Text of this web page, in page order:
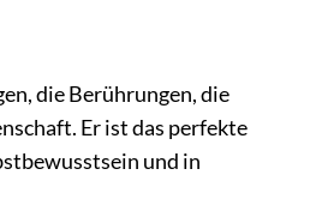
die Berührungen, die
Er ist das perfekte
und in